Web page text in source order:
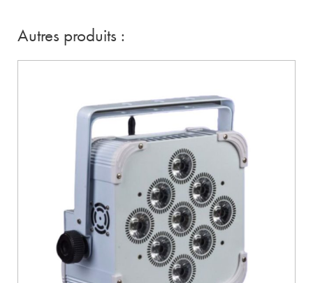
Autres produits :